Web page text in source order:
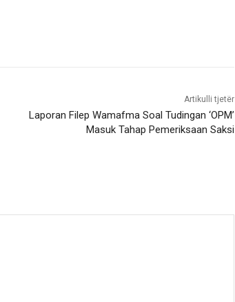
Artikulli tjetër
Laporan Filep Wamafma Soal Tudingan ‘OPM’
Masuk Tahap Pemeriksaan Saksi